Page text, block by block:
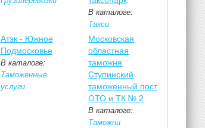
В каталоге:
Такси
Атэк - Южное
Подмосковье
В каталоге:
Таможенные
услуги
Московская
областная
таможня
Ступинский
таможенный пост
ОТО и ТК № 2
В каталоге:
Таможни